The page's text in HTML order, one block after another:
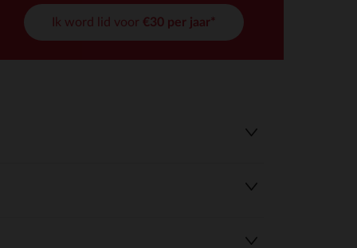
aan te passen en te beheren, en zorgt ervoor dat aan
Ik word lid voor €30 per jaar*